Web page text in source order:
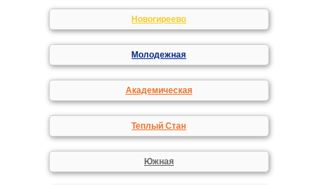
Новогиреево
Молодежная
Академическая
Теплый Стан
Южная